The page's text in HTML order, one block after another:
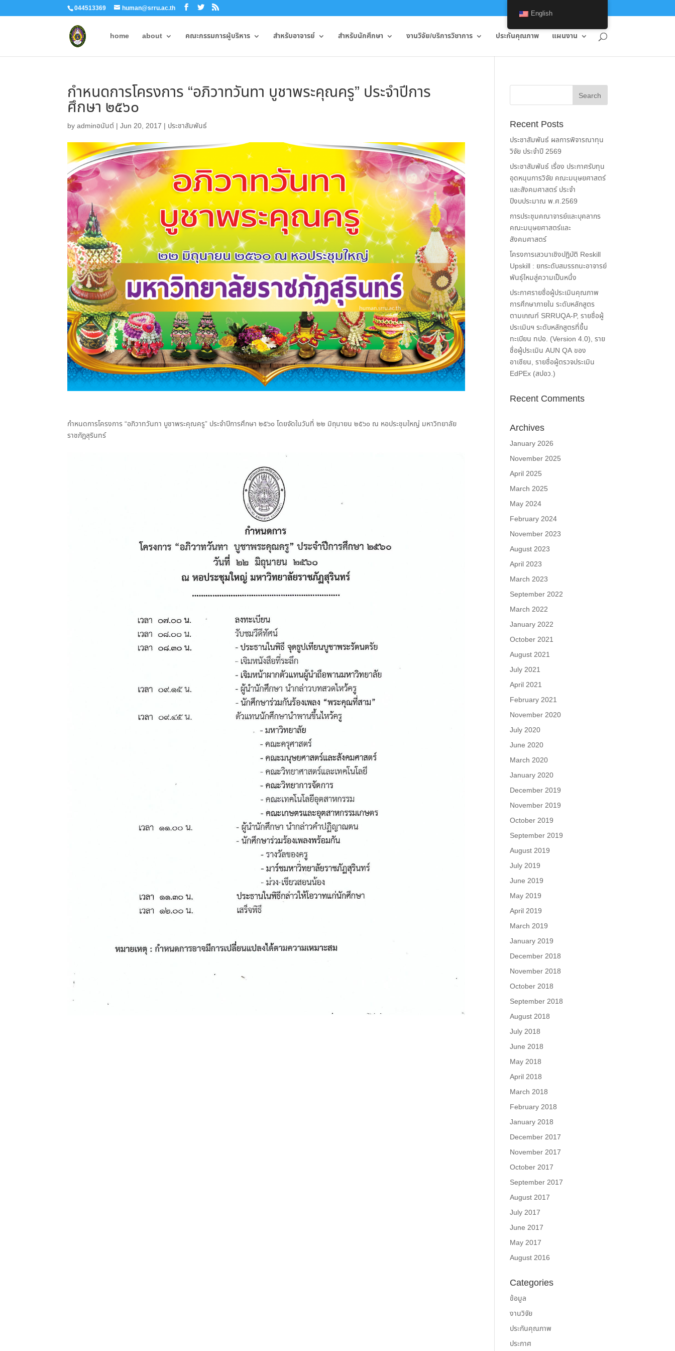
044513369 human@srru.ac.th
home about คณะกรรมการผู้บริหาร สำหรับอาจารย์ สำหรับนักศึกษา งานวิจัย/บริการวิชาการ ประกันคุณภาพ แผนงาน
กำหนดการโครงการ “อภิวาทวันทา บูชาพระคุณครู” ประจำปีการ
ศึกษา ๒๕๖๐
byadminอนันต์ |Jun 20, 2017 | ประชาสัมพันธ์
กำหนดการโครงการ “อภิวาทวันทา บูชาพระคุณครู” ประจำปีการศึกษา ๒๕๖๐ โดยจัดในวันที่ ๒๒ มิถุนายน ๒๕๖๐ ณ หอประชุมใหญ่ มหาวิทยาลัย
ราชภัฏสุรินทร์
Recent Posts
ประชาสัมพันธ์ ผลการพิจารณาทุน
วิจัย ประจำปี 2569
ประชาสัมพันธ์ เรื่อง ประกาศรับทุน
อุดหนุนการวิจัย คณะมนุษยศาสตร์
และสังคมศาสตร์ ประจำ
ปีงบประมาณ พ.ศ.2569
การประชุมคณาจารย์และบุคลากร
คณะมนุษยศาสตร์และ
สังคมศาสตร์
โครงการเสวนาเชิงปฏิบัติ Reskill
Upskill : ยกระดับสมรรถนะอาจารย์
พันธุ์ใหมสู่ความเป็นหนึ่ง
ประกาศรายชื่อผู้ประเมินคุณภาพ
การศึกษาภายใน ระดับหลักสูตร
ตามเกณฑ์ SRRUQA-P, รายชื่อผู้
ประเมินฯ ระดับหลักสูตรที่ขึ้น
ทะเบียน ทปอ. (Version 4.0), ราย
ชื่อผู้ประเมิน AUN QA ของ
อาเซียน, รายชื่อผู้ตรวจประเมิน
EdPEx (สปอว.)
Recent Comments
Archives
January 2026
November 2025
April 2025
March 2025
May 2024
February 2024
November 2023
August 2023
April 2023
March 2023
September 2022
March 2022
January 2022
October 2021
August 2021
July 2021
April 2021
February 2021
November 2020
July 2020
June 2020
March 2020
January 2020
December 2019
November 2019
October 2019
September 2019
August 2019
July 2019
June 2019
May 2019
April 2019
March 2019
January 2019
December 2018
November 2018
October 2018
September 2018
August 2018
July 2018
June 2018
May 2018
April 2018
March 2018
February 2018
January 2018
December 2017
November 2017
October 2017
September 2017
August 2017
July 2017
June 2017
May 2017
August 2016
Categories
ข้อมูล
งานวิจัย
ประกันคุณภาพ
ประกาศ
English